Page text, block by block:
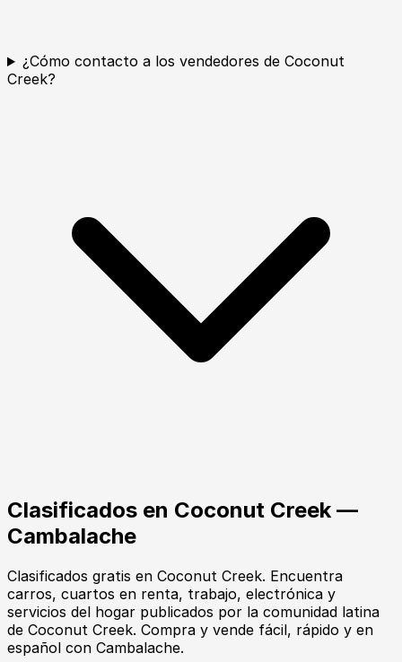
¿Cómo contacto a los vendedores de Coconut
Creek?
Clasificados en Coconut Creek—
Cambalache
Clasificados gratis en Coconut Creek. Encuentra
carros, cuartos en renta, trabajo, electrónica y
servicios del hogar publicados por la comunidad latina
de Coconut Creek. Compra y vende fácil, rápido y en
español con Cambalache.